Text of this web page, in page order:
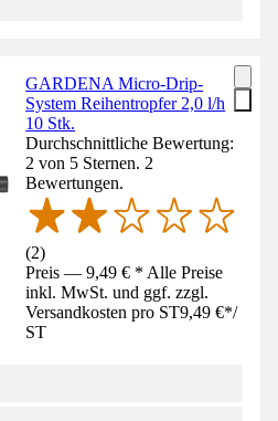
GARDENA Micro-Drip-
System Reihentropfer 2,0 l/h
10 Stk.
Durchschnittliche Bewertung:
2 von 5 Sternen. 2
Bewertungen.
(2)
Preis — 9,49 € * Alle Preise
inkl. MwSt. und ggf. zzgl.
Versandkosten pro ST9,49 €*/
ST